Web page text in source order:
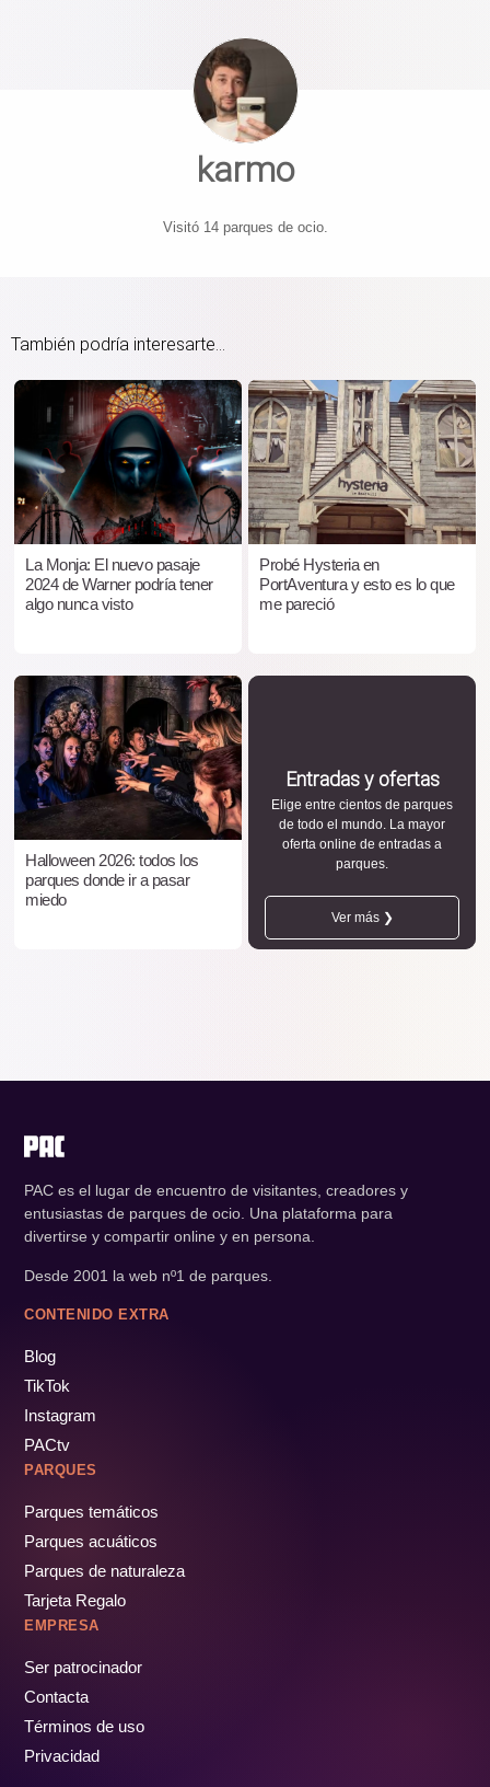
karmo
Visitó 14 parques de ocio.
También podría interesarte...
La Monja: El nuevo pasaje
2024 de Warner podría tener
algo nunca visto
Probé Hysteria en
PortAventura y esto es lo que
me pareció
Halloween 2026: todos los
parques donde ir a pasar
miedo
Entradas y ofertas
Elige entre cientos de parques
de todo el mundo. La mayor
oferta online de entradas a
parques.
Ver más ❯
PAC es el lugar de encuentro de visitantes, creadores y
entusiastas de parques de ocio. Una plataforma para
divertirse y compartir online y en persona.
Desde 2001 la web nº1 de parques.
CONTENIDO EXTRA
Blog
TikTok
Instagram
PACtv
PARQUES
Parques temáticos
Parques acuáticos
Parques de naturaleza
Tarjeta Regalo
EMPRESA
Ser patrocinador
Contacta
Términos de uso
Privacidad